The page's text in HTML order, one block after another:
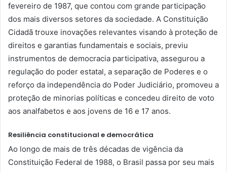
fevereiro de 1987, que contou com grande participação
dos mais diversos setores da sociedade. A Constituição
Cidadã trouxe inovações relevantes visando à proteção de
direitos e garantias fundamentais e sociais, previu
instrumentos de democracia participativa, assegurou a
regulação do poder estatal, a separação de Poderes e o
reforço da independência do Poder Judiciário, promoveu a
proteção de minorias políticas e concedeu direito de voto
aos analfabetos e aos jovens de 16 e 17 anos.
Resiliência constitucional e democrática
Ao longo de mais de três décadas de vigência da
Constituição Federal de 1988, o Brasil passa por seu mais